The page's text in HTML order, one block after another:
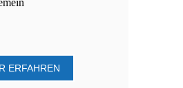
ERFAHREN